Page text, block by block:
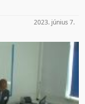
2023. június 7.